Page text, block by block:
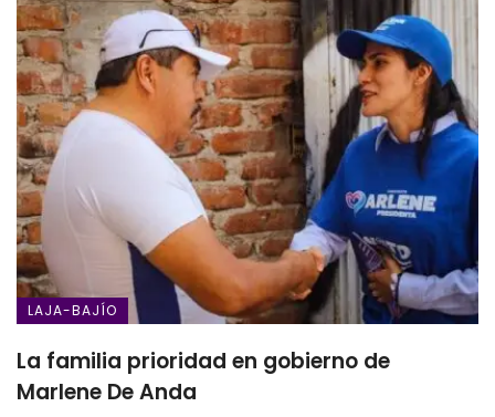
LAJA-BAJÍO
La familia prioridad en gobierno de
Marlene De Anda